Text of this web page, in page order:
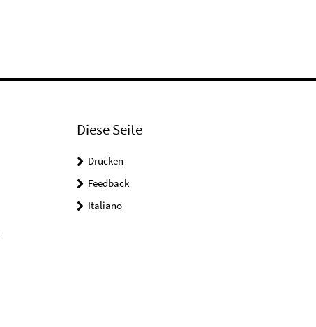
Diese Seite
Drucken
Feedback
Italiano